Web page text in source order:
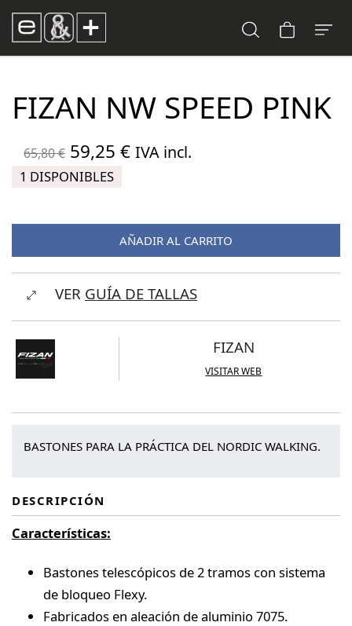
FIZAN NW SPEED PINK
65,80€ El
precio
era:
65,80 €.
59,25 €El
es:
59,25 €.
IVA incl.
1 DISPONIBLES
AÑADIR AL CARRITO
VER GUÍA DE TALLAS
FIZAN
VISITAR WEB
BASTONES PARA LA PRÁCTICA DEL NORDIC WALKING.
DESCRIPCIÓN
Características:
Bastones telescópicos de 2 tramos con sistema
de bloqueo Flexy.
Fabricados en aleación de aluminio 7075.